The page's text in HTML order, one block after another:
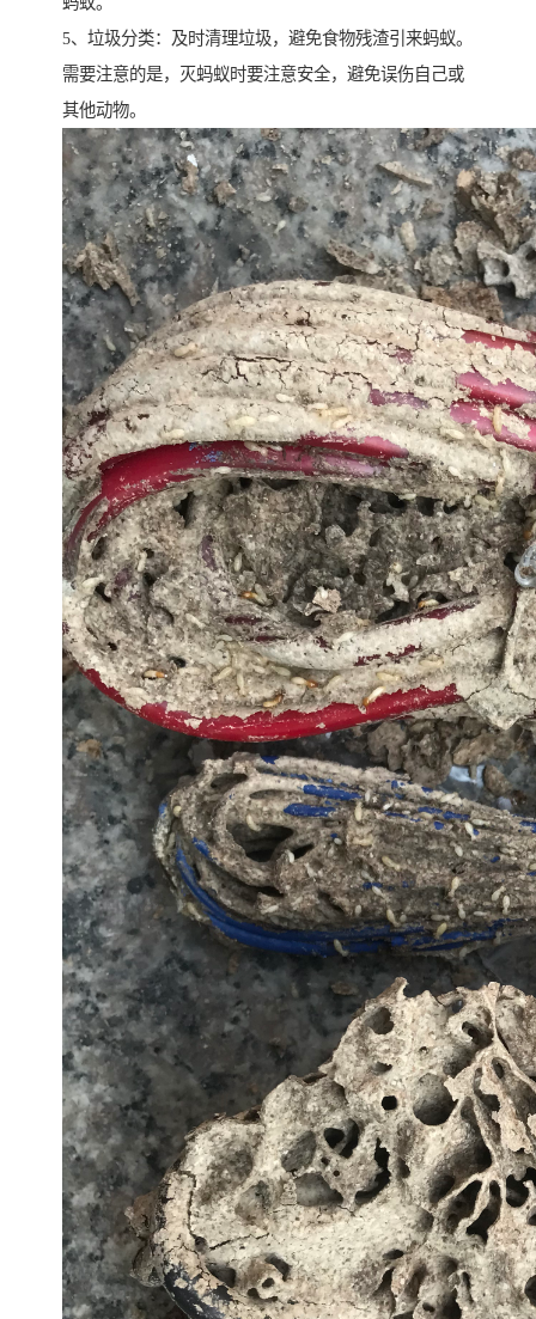
5、垃圾分类：及时清理垃圾，避免食物残渣引来蚂蚁。
需要注意的是，灭蚂蚁时要注意安全，避免误伤自己或
其他动物。